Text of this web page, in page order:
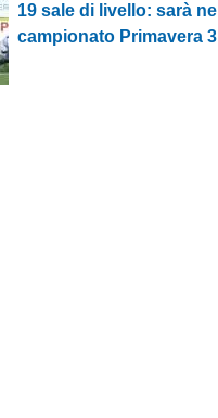
19 sale di livello: sarà nel
campionato Primavera 3